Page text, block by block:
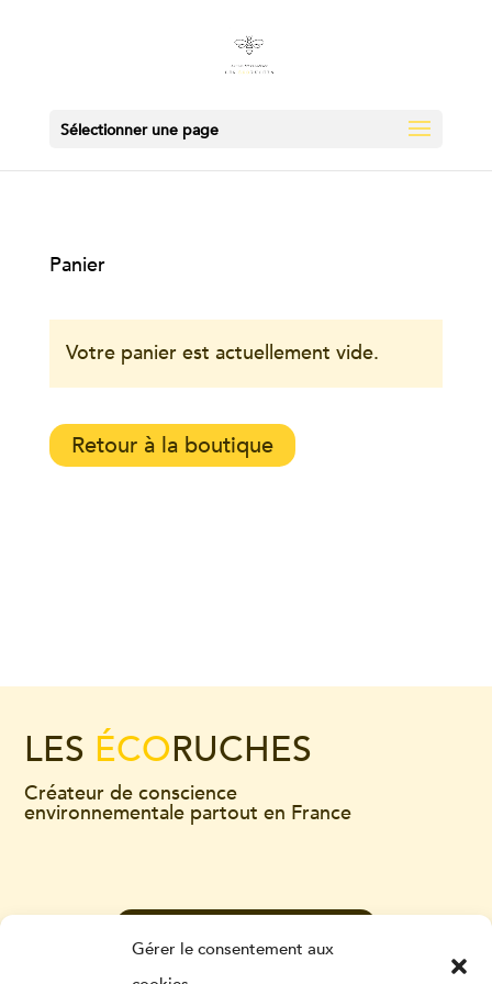
Gérer le consentement aux
Sélectionner une page
Panier
Votre panier est actuellement vide.
Retour à la boutique
LES ÉCORUCHES
Créateur de conscience
environnementale partout en France